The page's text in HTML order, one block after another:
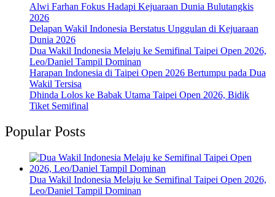
Alwi Farhan Fokus Hadapi Kejuaraan Dunia Bulutangkis
2026
Delapan Wakil Indonesia Berstatus Unggulan di Kejuaraan
Dunia 2026
Dua Wakil Indonesia Melaju ke Semifinal Taipei Open 2026,
Leo/Daniel Tampil Dominan
Harapan Indonesia di Taipei Open 2026 Bertumpu pada Dua
Wakil Tersisa
Dhinda Lolos ke Babak Utama Taipei Open 2026, Bidik
Tiket Semifinal
Popular Posts
Dua Wakil Indonesia Melaju ke Semifinal Taipei Open 2026,
Leo/Daniel Tampil Dominan